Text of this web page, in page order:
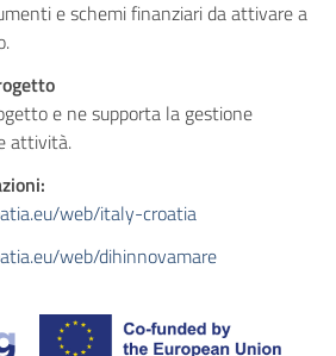
e schemi finanziari da attivare a
e ne supporta la gestione
attività.
web/italy-croatia
web/dihinnovamare